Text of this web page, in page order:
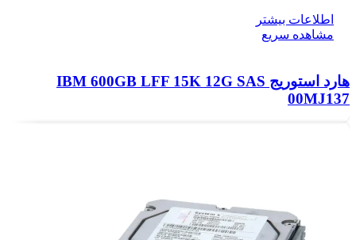
اطلاعات بیشتر
مشاهده سریع
هارد استوریج IBM 600GB LFF 15K 12G SAS
00MJ137